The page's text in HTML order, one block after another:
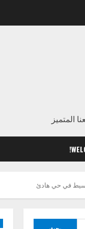
المتميز
في حي هادئ